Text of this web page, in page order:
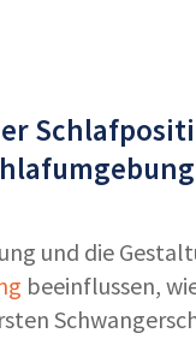
und die
beeinflussen,